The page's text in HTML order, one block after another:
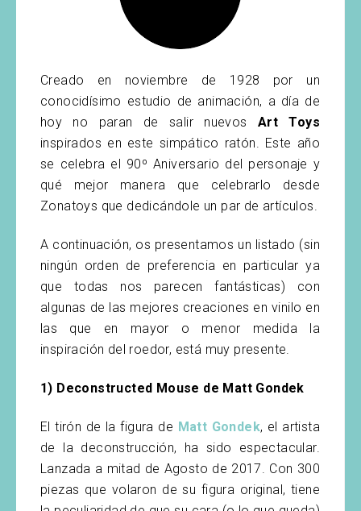
Creado en noviembre de 1928 por un
conocidísimo estudio de animación, a día de
hoy no paran de salir nuevos Art Toys
inspirados en este simpático ratón. Este año
se celebra el 90º Aniversario del personaje y
qué mejor manera que celebrarlo desde
Zonatoys que dedicándole un par de artículos.
A continuación, os presentamos un listado (sin
ningún orden de preferencia en particular ya
que todas nos parecen fantásticas) con
algunas de las mejores creaciones en vinilo en
las que en mayor o menor medida la
inspiración del roedor, está muy presente.
1) Deconstructed Mouse de Matt Gondek
El tirón de la figura de Matt Gondek, el artista
de la deconstrucción, ha sido espectacular.
Lanzada a mitad de Agosto de 2017. Con 300
piezas que volaron de su figura original, tiene